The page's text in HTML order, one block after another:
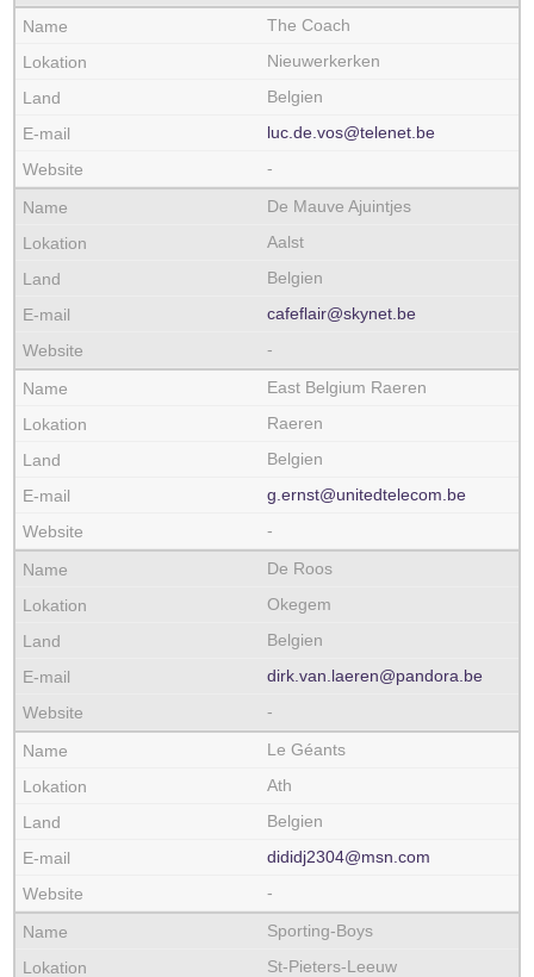
The Coach
Nieuwerkerken
Belgien
luc.de.vos@telenet.be
-
De Mauve Ajuintjes
Aalst
Belgien
cafeflair@skynet.be
-
East Belgium Raeren
Raeren
Belgien
g.ernst@unitedtelecom.be
-
De Roos
Okegem
Belgien
dirk.van.laeren@pandora.be
-
Le Géants
Ath
Belgien
dididj2304@msn.com
-
Sporting-Boys
St-Pieters-Leeuw